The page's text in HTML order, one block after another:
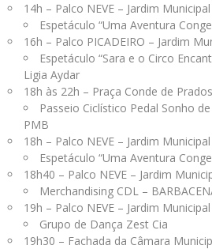
14h – Palco NEVE – Jardim Municipal
Espetáculo “Uma Aventura
16h – Palco PICADEIRO – Jardim
Espetáculo “Sara e o Circo
Ligia Aydar
18h às 22h – Praça Conde de
Passeio Ciclístico Pedal Sonho
PMB
18h – Palco NEVE – Jardim Municipal
Espetáculo “Uma Aventura
18h40 – Palco NEVE – Jardim
Merchandising CDL –
19h – Palco NEVE – Jardim Municipal
Grupo de Dança Zest Cia
19h30 – Fachada da Câmara